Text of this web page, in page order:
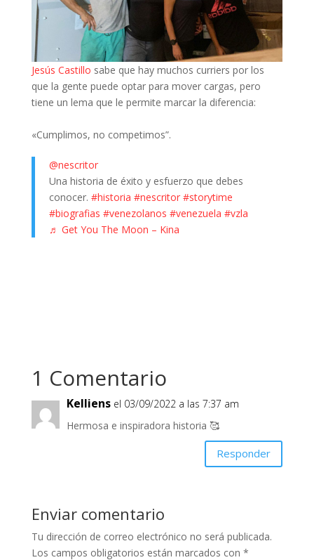
Jesús Castillo sabe que hay muchos curriers por los
que la gente puede optar para mover cargas, pero
tiene un lema que le permite marcar la diferencia:
«Cumplimos, no competimos”.
@nescritor
Una historia de éxito y esfuerzo que debes
conocer. #historia #nescritor #storytime
#biografias #venezolanos #venezuela #vzla
♬ Get You The Moon – Kina
1 Comentario
Kelliens el 03/09/2022 a las 7:37 am
Hermosa e inspiradora historia 🥰
Responder
Enviar comentario
Tu dirección de correo electrónico no será publicada.
Los campos obligatorios están marcados con *